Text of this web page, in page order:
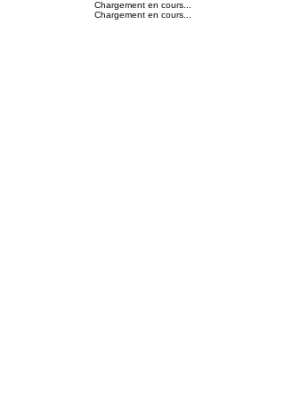
Chargement en cours...
Chargement en cours...